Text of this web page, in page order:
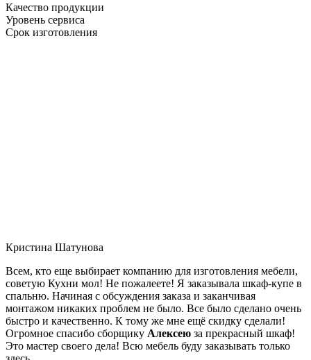
Качество продукции
Уровень сервиса
Срок изготовления
Кристина Шатунова
Всем, кто еще выбирает компанию для изготовления мебели,
советую Кухни мол! Не пожалеете! Я заказывала шкаф-купе в
спальню. Начиная с обсуждения заказа и заканчивая
монтажом никаких проблем не было. Все было сделано очень
быстро и качественно. К тому же мне ещё скидку сделали!
Огромное спасибо сборщику Алексею за прекрасный шкаф!
Это мастер своего дела! Всю мебель буду заказывать только